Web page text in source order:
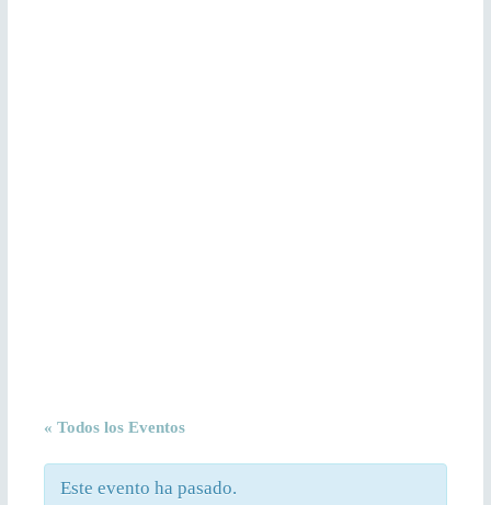
« Todos los Eventos
Este evento ha pasado.